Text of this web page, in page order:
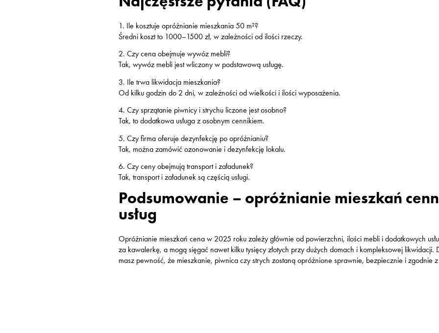
1. Ile kosztuje opróżnianie mieszkania 50 m²?
Średni koszt to 1000–1500 zł, w zależności od ilości rzeczy.
2. Czy cena obejmuje wywóz mebli?
Tak, wywóz mebli jest wliczony w podstawową usługę.
3. Ile trwa likwidacja mieszkania?
Od kilku godzin do 2 dni, w zależności od wielkości i ilości wyposażenia.
4. Czy sprzątanie piwnicy i strychu liczone jest osobno?
Tak, to dodatkowa usługa z osobnym cennikiem.
5. Czy firma oferuje dezynfekcję po opróżnianiu?
Tak, można zamówić ozonowanie i dezynfekcję lokalu.
6. Czy ceny obejmują transport i załadunek?
Tak, transport i załadunek są częścią usługi.
Podsumowanie – opróżnianie mieszkań
usług
Opróżnianie mieszkań cena w 2025 roku zależy głównie od powierzchni, ilości mebli i dodatkowych
za kawalerkę, a mogą sięgać nawet kilku tysięcy złotych przy dużych domach i kompleksowej likwidacji.
masz pewność, że mieszkanie, piwnica czy strych zostaną opróżnione sprawnie, bezpiecznie i zgodnie